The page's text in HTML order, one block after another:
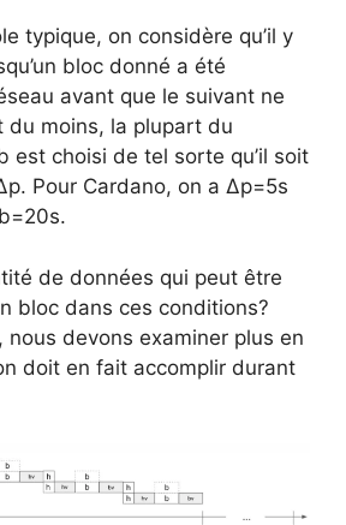
typique, on considère qu’il y
bloc donné a été
avant que le suivant ne
du moins, la plupart du
est choisi de tel sorte qu’il soit
Pour Cardano, on a Δp=5s
de données qui peut être
bloc dans ces conditions?
nous devons examiner plus en
doit en fait accomplir durant